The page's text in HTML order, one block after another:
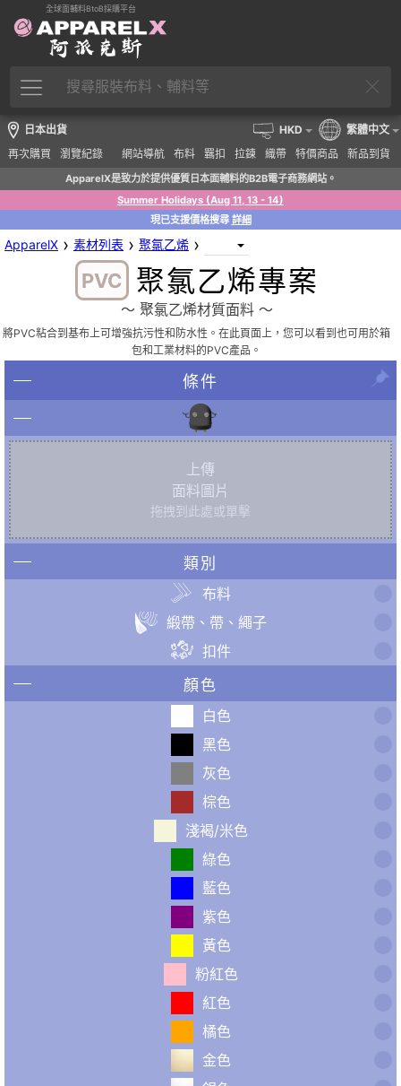
全球面輔料BtoB採購平台
日本出貨
再次購買
瀏覽紀錄 網站導航 布料 羈扣 拉鍊 織帶 特價商品 新品到貨
HKD 繁體中文
ApparelX是致力於提供優質日本面輔料的B2B電子商務網站。
Summer Holidays (Aug 11, 13 - 14)
現已支援價格搜尋 詳細
ApparelX › 素材列表 › 聚氯乙烯 ›
PVC 聚氯乙烯專案
〜 聚氯乙烯材質面料 〜
將PVC粘合到基布上可增強抗污性和防水性。在此頁面上，您可以看到也可用於箱
包和工業材料的PVC產品。
條件
上傳
面料圖片
拖拽到此處或單擊
類別
布料
緞帶、帶、繩子
扣件
顏色
白色
黑色
灰色
棕色
淺褐/米色
綠色
藍色
紫色
黃色
粉紅色
紅色
橘色
金色